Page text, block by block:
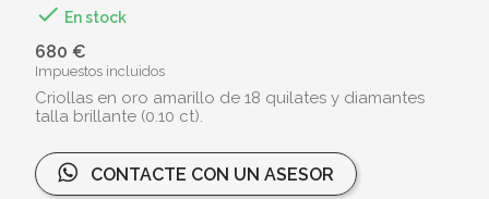
 En stock
680 €
Impuestos incluidos
Criollas en oro amarillo de 18 quilates y diamantes
talla brillante (0.10 ct).
CONTACTE CON UN ASESOR